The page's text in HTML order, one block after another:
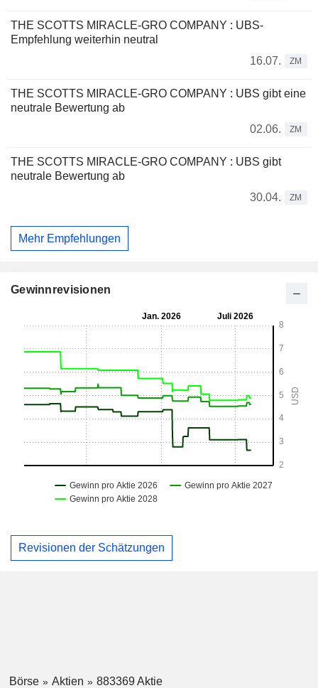
THE SCOTTS MIRACLE-GRO COMPANY : UBS-
Empfehlung weiterhin neutral
16.07.
ZM
THE SCOTTS MIRACLE-GRO COMPANY : UBS gibt eine
neutrale Bewertung ab
02.06.
ZM
THE SCOTTS MIRACLE-GRO COMPANY : UBS gibt
neutrale Bewertung ab
30.04.
ZM
Mehr Empfehlungen
Gewinnrevisionen
Revisionen der Schätzungen
Börse Aktien 883369 Aktie